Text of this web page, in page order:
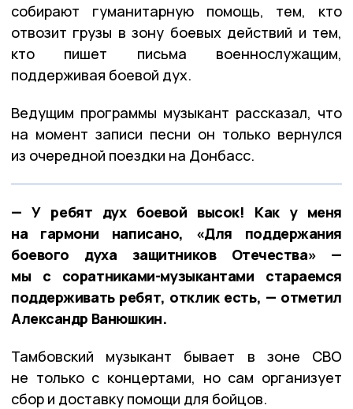
собирают гуманитарную помощь, тем, кто
отвозит грузы в зону боевых действий и тем,
кто пишет письма военнослужащим,
поддерживая боевой дух.
Ведущим программы музыкант рассказал, что
на момент записи песни он только вернулся
из очередной поездки на Донбасс.
— У ребят дух боевой высок! Как у меня
на гармони написано, «Для поддержания
боевого духа защитников Отечества» —
мы с соратниками-музыкантами стараемся
поддерживать ребят, отклик есть, — отметил
Александр Ванюшкин.
Тамбовский музыкант бывает в зоне СВО
не только с концертами, но сам организует
сбор и доставку помощи для бойцов.